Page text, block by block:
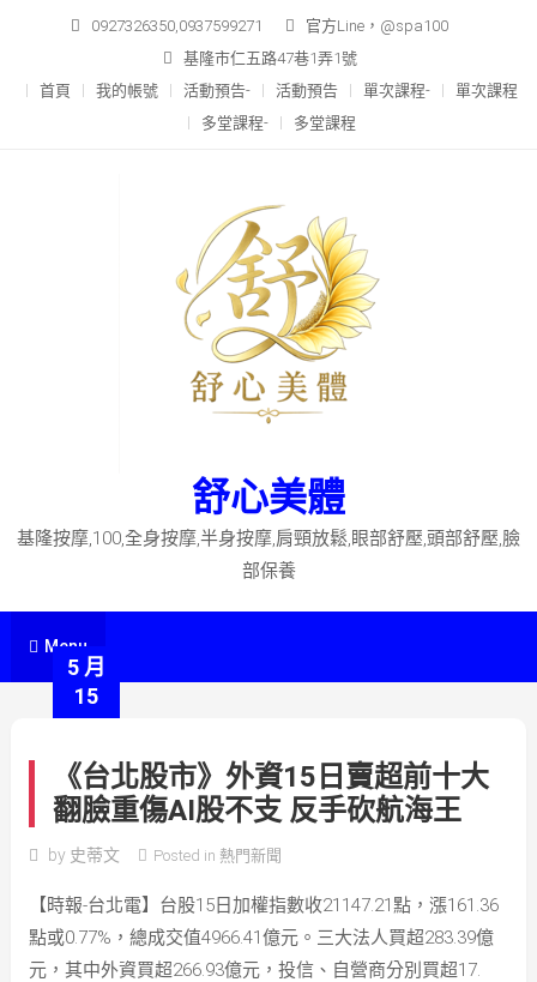
content
0927326350,0937599271
官方Line，@spa100
基隆市仁五路47巷1弄1號
首頁
我的帳號 活動預告- 活動預告 單次課程-
單次課程
多堂課程-
多堂課程
舒心美體
基隆按摩,100,全身按摩,半身按摩,肩頸放鬆,眼部舒壓,頭部舒壓,臉
部保養
Menu
5 月
15
《台北股市》外資15日賣超前十大
翻臉重傷AI股不支 反手砍航海王
by 史蒂文 Posted in 熱門新聞
【時報-台北電】台股15日加權指數收21147.21點，漲161.36
點或0.77%，總成交值4966.41億元。三大法人買超283.39億
元，其中外資買超266.93億元，投信、自營商分別買超17.